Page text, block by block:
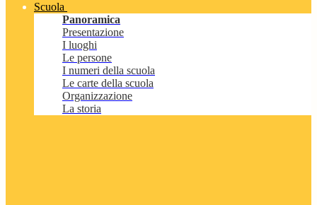
Scuola
Panoramica
Presentazione
I luoghi
Le persone
I numeri della scuola
Le carte della scuola
Organizzazione
La storia